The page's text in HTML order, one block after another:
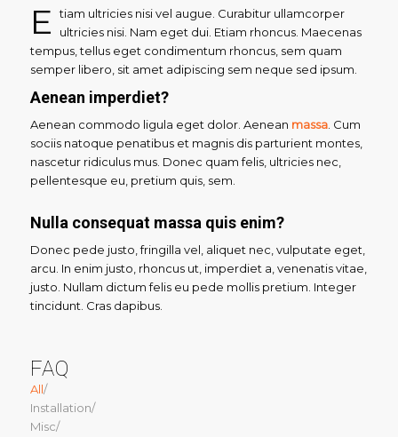
E tiam ultricies nisi vel augue. Curabitur ullamcorper
ultricies nisi. Nam eget dui. Etiam rhoncus. Maecenas
tempus, tellus eget condimentum rhoncus, sem quam
semper libero, sit amet adipiscing sem neque sed ipsum.
Aenean imperdiet?
Aenean commodo ligula eget dolor. Aenean massa. Cum
sociis natoque penatibus et magnis dis parturient montes,
nascetur ridiculus mus. Donec quam felis, ultricies nec,
pellentesque eu, pretium quis, sem.
Nulla consequat massa quis enim?
Donec pede justo, fringilla vel, aliquet nec, vulputate eget,
arcu. In enim justo, rhoncus ut, imperdiet a, venenatis vitae,
justo. Nullam dictum felis eu pede mollis pretium. Integer
tincidunt. Cras dapibus.
FAQ
All/
Installation/
Misc/